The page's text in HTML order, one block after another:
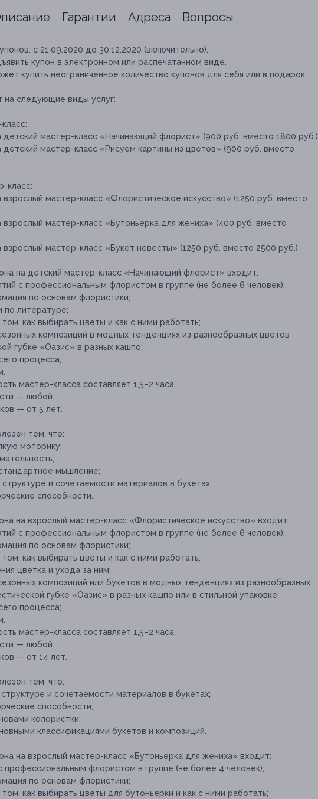
Гарантии Адреса Вопросы
с 21.09.2020 до 30.12.2020 (включительно).
купон в электронном или распечатанном виде.
купить неограниченное количество купонов для себя или в подарок.
на следующие виды услуг:
детский мастер-класс «Начинающий флорист» (900 руб. вместо 1800 руб.)
детский мастер-класс «Рисуем картины из цветов» (900 руб. вместо
класс:
взрослый мастер-класс «Флористическое искусство» (1250 руб. вместо
взрослый мастер-класс «Бутоньерка для жениха» (400 руб. вместо
взрослый мастер-класс «Букет невесты» (1250 руб. вместо 2500 руб.)
на детский мастер-класс «Начинающий флорист» входит:
с профессиональным флористом в группе (не более 6 человек);
по основам флористики;
литературе;
как выбирать цветы и как с ними работать;
композиций в модных тенденциях из разнообразных цветов
губке «Оазис» в разных кашпо;
процесса;
мастер-класса составляет 1,5–2 часа.
— любой.
— от 5 лет.
тем, что:
моторику;
мышление;
и сочетаемости материалов в букетах;
способности.
на взрослый мастер-класс «Флористическое искусство» входит:
с профессиональным флористом в группе (не более 6 человек);
по основам флористики;
как выбирать цветы и как с ними работать;
цветка и ухода за ним;
композиций или букетов в модных тенденциях из разнообразных
губке «Оазис» в разных кашпо или в стильной упаковке;
процесса;
мастер-класса составляет 1,5–2 часа.
— любой.
— от 14 лет.
тем, что:
и сочетаемости материалов в букетах;
способности;
колористки;
классификациями букетов и композиций.
на взрослый мастер-класс «Бутоньерка для жениха» входит:
профессиональным флористом в группе (не более 4 человек);
по основам флористики;
как выбирать цветы для бутоньерки и как с ними работать;